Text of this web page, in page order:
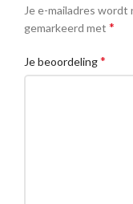
Je e-mailadres
gemarkeerd met *
Je beoordeling*